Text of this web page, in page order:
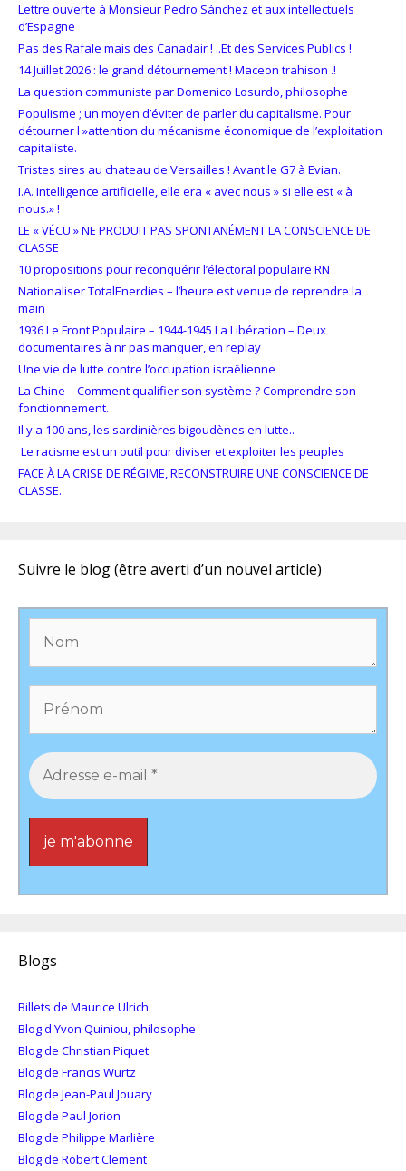
Lettre ouverte à Monsieur Pedro Sánchez et aux intellectuels
d’Espagne
Pas des Rafale mais des Canadair ! ..Et des Services Publics !
14 Juillet 2026 : le grand détournement ! Maceon trahison .!
La question communiste par Domenico Losurdo, philosophe
Populisme ; un moyen d’éviter de parler du capitalisme. Pour
détourner l »attention du mécanisme économique de l’exploitation
capitaliste.
Tristes sires au chateau de Versailles ! Avant le G7 à Evian.
I.A. Intelligence artificielle, elle era « avec nous » si elle est « à
nous.» !
LE « VÉCU » NE PRODUIT PAS SPONTANÉMENT LA CONSCIENCE DE
CLASSE
10 propositions pour reconquérir l’électoral populaire RN
Nationaliser TotalEnerdies – l’heure est venue de reprendre la
main
1936 Le Front Populaire – 1944-1945 La Libération – Deux
documentaires à nr pas manquer, en replay
Une vie de lutte contre l’occupation israëlienne
La Chine – Comment qualifier son système ? Comprendre son
fonctionnement.
Il y a 100 ans, les sardinières bigoudènes en lutte..
Le racisme est un outil pour diviser et exploiter les peuples
FACE À LA CRISE DE RÉGIME, RECONSTRUIRE UNE CONSCIENCE DE
CLASSE.
Suivre le blog (être averti d’un nouvel article)
Blogs
Billets de Maurice Ulrich
Blog d'Yvon Quiniou, philosophe
Blog de Christian Piquet
Blog de Francis Wurtz
Blog de Jean-Paul Jouary
Blog de Paul Jorion
Blog de Philippe Marlière
Blog de Robert Clement